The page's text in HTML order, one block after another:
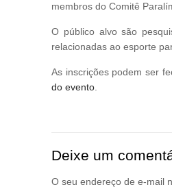
membros do Comitê
O público alvo são
relacionadas ao esporte
As inscrições podem ser
do evento.
Deixe um
O seu endereço de e-mail